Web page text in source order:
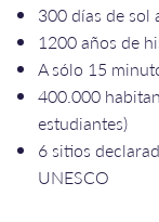
300 días de sol
1200 años de
A sólo 15
400.000
estudiantes)
6 sitios
UNESCO